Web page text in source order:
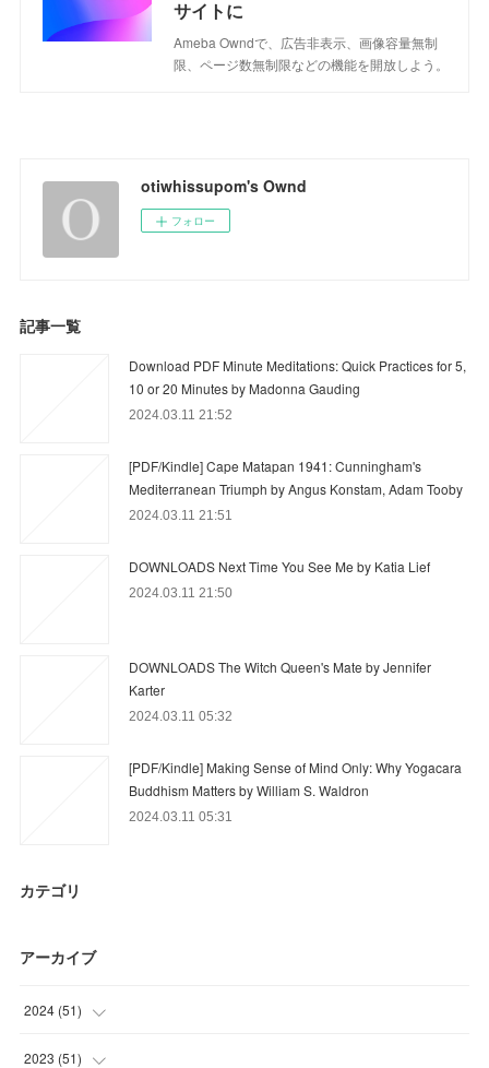
サイトに
Ameba Owndで、広告非表示、画像容量無制
限、ページ数無制限などの機能を開放しよう。
otiwhissupom's Ownd
フォロー
記事一覧
Download PDF Minute Meditations: Quick Practices for 5,
10 or 20 Minutes by Madonna Gauding
2024.03.11 21:52
[PDF/Kindle] Cape Matapan 1941: Cunningham's
Mediterranean Triumph by Angus Konstam, Adam Tooby
2024.03.11 21:51
DOWNLOADS Next Time You See Me by Katia Lief
2024.03.11 21:50
DOWNLOADS The Witch Queen's Mate by Jennifer
Karter
2024.03.11 05:32
[PDF/Kindle] Making Sense of Mind Only: Why Yogacara
Buddhism Matters by William S. Waldron
2024.03.11 05:31
カテゴリ
アーカイブ
2024 (51)
(33 )
2023 (51)